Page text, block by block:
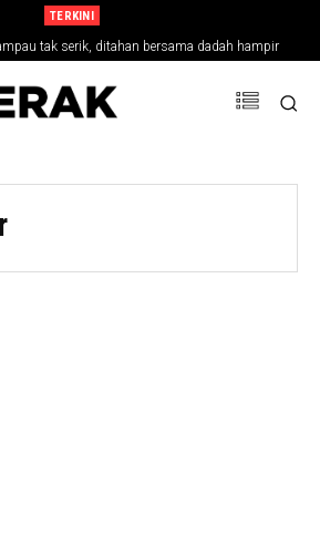
TERKINI
tak serik, ditahan bersama dadah hampir
RM30,000